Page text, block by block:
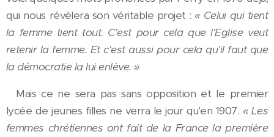
qui nous révèlera son véritable projet :« Celui qui tient
la femme tient tout. C'est pour cela que l'Eglise veut
retenir la femme. Et c'est aussi pour cela qu'il faut que
la démocratie la lui enlève. »
Mais ce ne sera pas sans opposition et le premier
lycée de jeunes filles ne verra le jour qu'en 1907. « Les
femmes chrétiennes ont fait de la France la première